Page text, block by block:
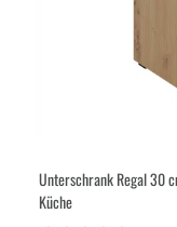
Unterschrank Regal 30
Küche